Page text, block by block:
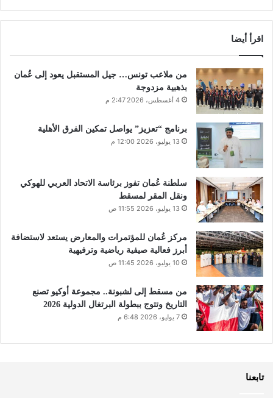
اقرأ أيضا
من ملاعب تونس… جيل المستقبل يعود إلى عُمان
بذهبية مزدوجة
4 أغسطس، 2026 2:47 م
برنامج “تعزيز” يواصل تمكين الفرق الأهلية
13 يوليو، 2026 12:00 م
سلطنة عُمان تفوز برئاسة الاتحاد العربي للهوكي
ونقل المقر لمسقط
13 يوليو، 2026 11:55 ص
مركز عُمان للمؤتمرات والمعارض يستعد لاستضافة
أبرز فعالية صيفية رياضية وترفيهية
10 يوليو، 2026 11:45 ص
من مسقط إلى لشبونة.. مجموعة أوكيو تصنع
التاريخ وتتوج ببطولة البرتغال الدولية 2026
7 يوليو، 2026 6:48 م
تابعنا